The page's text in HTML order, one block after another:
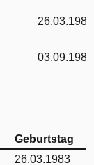
26.03.1983
03.09.1986
Geburtstag
26.03.1983